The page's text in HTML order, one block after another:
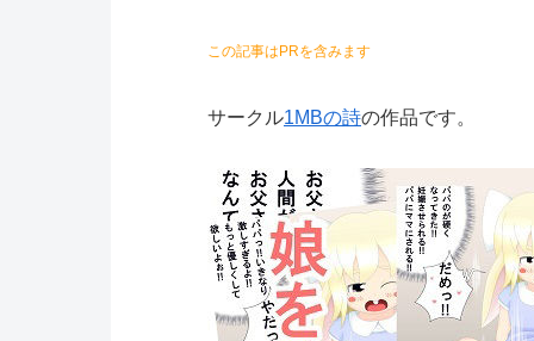
この記事はPRを含みます
サークル1MBの詩の作品です。